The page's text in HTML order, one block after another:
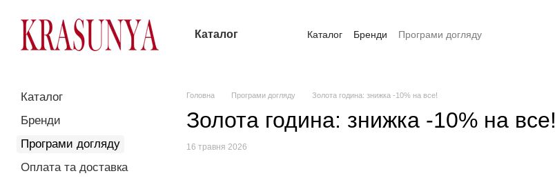
Каталог Каталог Бренди
Програми догляду
Головна Програми догляду Золота година: знижка -10% на все!
Золота година: знижка -10% на все!
16 травня 2026
Каталог
Бренди
Програми догляду
Оплата та доставка